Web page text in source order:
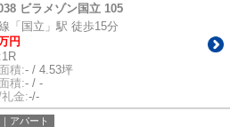
ビラメゾン国立 105
「国立」駅 徒歩15分
円
1R
積:- / 4.53坪
積:- / -
金:-/-
アパート